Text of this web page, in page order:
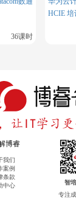
绍>>>
习所有的中级课
| HCIP | PMP
36课时
HCIE 培
博睿
我们
案例
条款
中心
智
专注